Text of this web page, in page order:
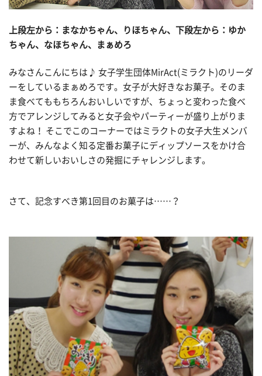
上段左から：まなかちゃん、りほちゃん、下段左から：ゆか
ちゃん、なほちゃん、まぁめろ
みなさんこんにちは♪ 女子学生団体MirAct(ミラクト)のリーダ
ーをしているまぁめろです。女子が大好きなお菓子。そのま
ま食べてももちろんおいしいですが、ちょっと変わった食べ
方でアレンジしてみると女子会やパーティーが盛り上がりま
すよね！ そこでこのコーナーではミラクトの女子大生メンバ
ーが、みんなよく知る定番お菓子にディップソースをかけ合
わせて新しいおいしさの発掘にチャレンジします。
さて、記念すべき第1回目のお菓子は……？